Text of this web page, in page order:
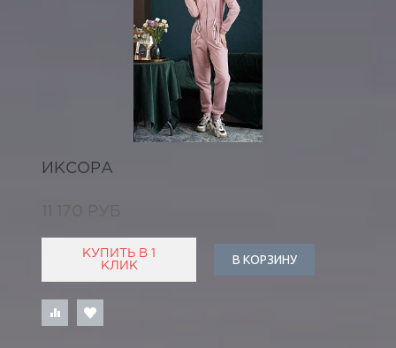
ИКСОРА
11 170 РУБ
КУПИТЬ В 1
КЛИК
В КОРЗИНУ